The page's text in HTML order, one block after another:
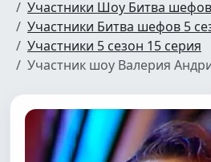
Участники Шоу Битва шефов
Участники Битва шефов 5
Участники 5 сезон 15 серия
Участник шоу Валерия